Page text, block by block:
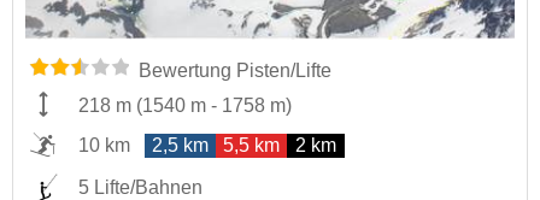
Bewertung Pisten/Lifte
218 m (1540 m - 1758 m)
10 km
2,5 km 5,5 km 2 km
5 Lifte/Bahnen